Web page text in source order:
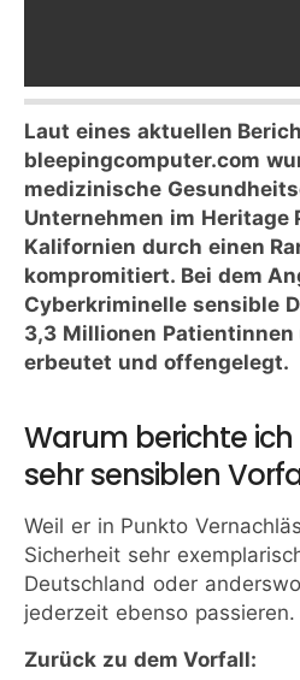
Laut eines aktuellen
bleepingcomputer.com
medizinische
Unternehmen im Heritage
Kalifornien durch einen
kompromitiert. Bei dem
Cyberkriminelle sensible
3,3 Millionen Patientinnen
erbeutet und offengelegt.
Warum berichte
sehr sensiblen
Weil er in Punkto
Sicherheit sehr
Deutschland oder
jederzeit ebenso passieren.
Zurück zu dem Vorfall: